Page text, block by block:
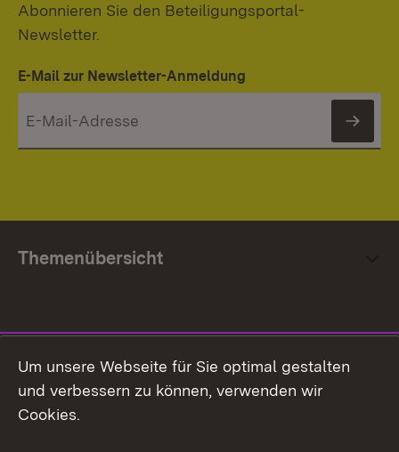
Abonnieren Sie den Beteiligungsportal-
Newsletter.
E-Mail zur Newsletter-Anmeldung
Themenübersicht
Facebook
Um unsere Webseite für Sie optimal gestalten
und verbessern zu können, verwenden wir
Cookies.